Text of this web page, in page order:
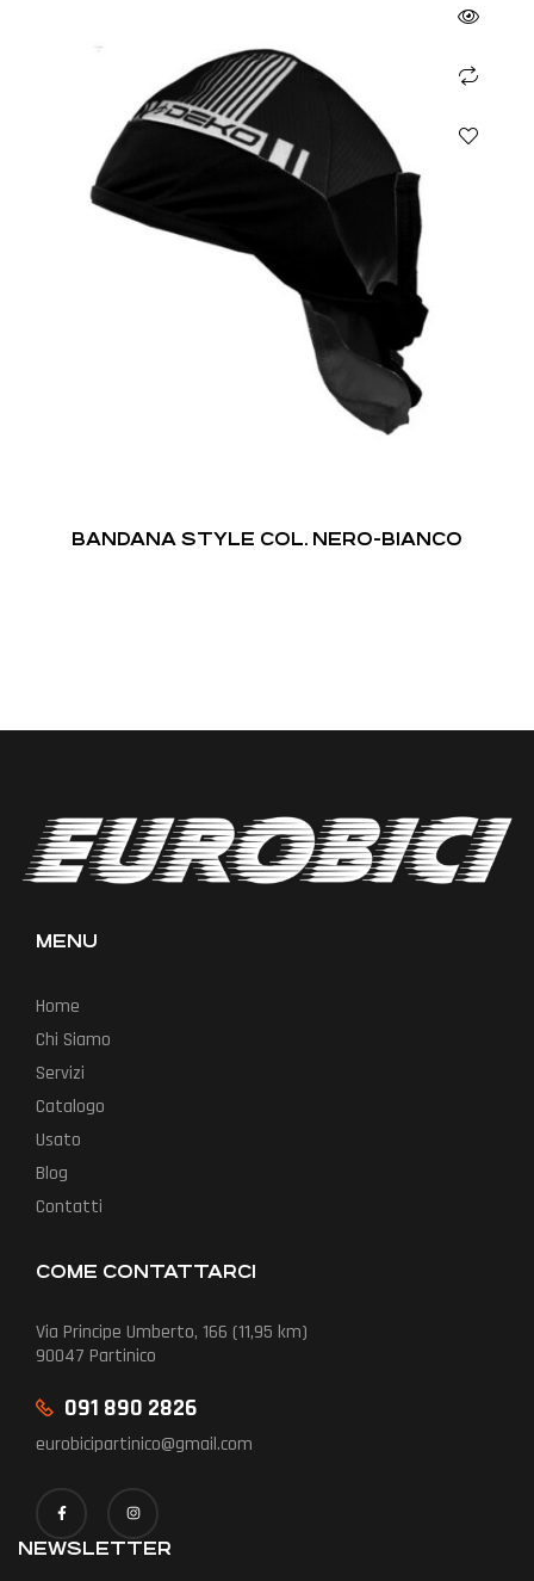
BANDANA STYLE COL. NERO-BIANCO
MENU
Home
Chi Siamo
Servizi
Catalogo
Usato
Blog
Contatti
COME CONTATTARCI
Via Principe Umberto, 166 (11,95 km)
90047 Partinico
091 890 2826
eurobicipartinico@gmail.com
NEWSLETTER